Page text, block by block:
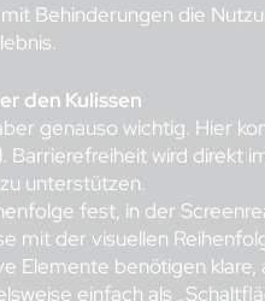
Behinderungen die
den Kulissen
genauso wichtig. Hier
Barrierefreiheit wird direkt
unterstützen.
fest, in der
mit der visuellen
Elemente benötigen klare,
einfach als